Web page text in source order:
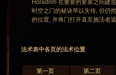
Horadrim 在重要的要塞之间建
时空之门的秘诀早以失传, 但仍
的位置, 并将门打开直至施法者
法术表中各页的法术位置
第一页 第二页